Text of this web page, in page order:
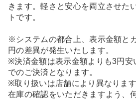
きます。軽さと安心を両立させた
トです。
※システムの都合上、表示金額と
円の差異が発生いたします。
※決済金額は表示金額よりも3円安
でのご決済となります。
※取り扱いは店舗により異なりま
在庫の確認をいただきますよう、